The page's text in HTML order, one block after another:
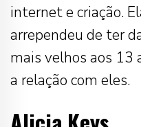
internet e criação.
arrependeu de ter
mais velhos aos 13
a relação com eles.